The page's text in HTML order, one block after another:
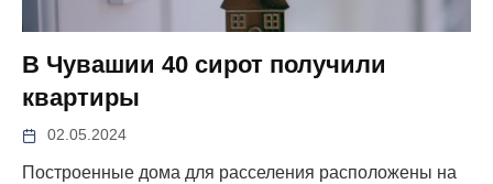
В Чувашии 40 сирот получили
квартиры
02.05.2024
Построенные дома для расселения расположены на